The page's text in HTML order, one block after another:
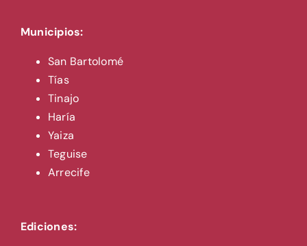
Municipios:
San Bartolomé
Tías
Tinajo
Haría
Yaiza
Teguise
Arrecife
Ediciones: